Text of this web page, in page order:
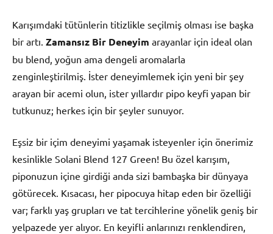
Karışımdaki tütünlerin titizlikle seçilmiş olması ise başka
bir artı. Zamansız Bir Deneyim arayanlar için ideal olan
bu blend, yoğun ama dengeli aromalarla
zenginleştirilmiş. İster deneyimlemek için yeni bir şey
arayan bir acemi olun, ister yıllardır pipo keyfi yapan bir
tutkunuz; herkes için bir şeyler sunuyor.
Eşsiz bir içim deneyimi yaşamak isteyenler için önerimiz
kesinlikle Solani Blend 127 Green! Bu özel karışım,
piponuzun içine girdiği anda sizi bambaşka bir dünyaya
götürecek. Kısacası, her pipocuya hitap eden bir özelliği
var; farklı yaş grupları ve tat tercihlerine yönelik geniş bir
yelpazede yer alıyor. En keyifli anlarınızı renklendiren,